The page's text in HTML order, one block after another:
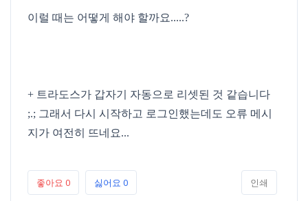
이럴 때는 어떻게 해야 할까요.....?
+ 트라도스가 갑자기 자동으로 리셋된 것 같습니다
;.; 그래서 다시 시작하고 로그인했는데도 오류 메시
지가 여전히 뜨네요...
좋아요 0 싫어요 0 인쇄